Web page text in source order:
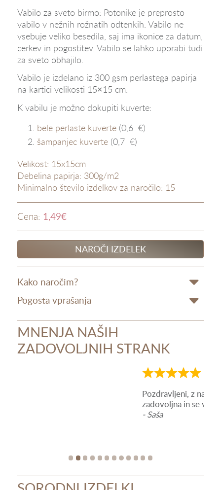
Vabilo za sveto birmo: Potonike je preprosto
vabilo v nežnih rožnatih odtenkih. Vabilo ne
vsebuje veliko besedila, saj ima ikonice za datum,
cerkev in pogostitev. Vabilo se lahko uporabi tudi
za sveto obhajilo.
Vabilo je izdelano iz 300 gsm perlastega papirja
na kartici velikosti 15×15 cm.
K vabilu je možno dokupiti kuverte:
bele perlaste kuverte (0,6 €)
šampanjec kuverte (0,7 €)
Velikost: 15x15cm
Debelina papirja: 300g/m2
Minimalno število izdelkov za naročilo: 15
Cena: 1,49€
NAROČI IZDELEK
Kako naročim?
Pogosta vprašanja
MNENJA NAŠIH
ZADOVOLJNIH STRANK
Pozdravljeni, z naročenimi izdelki sem zelo
zadovoljna in se vam zahvaljujem za vaš trud.
od
5
Za